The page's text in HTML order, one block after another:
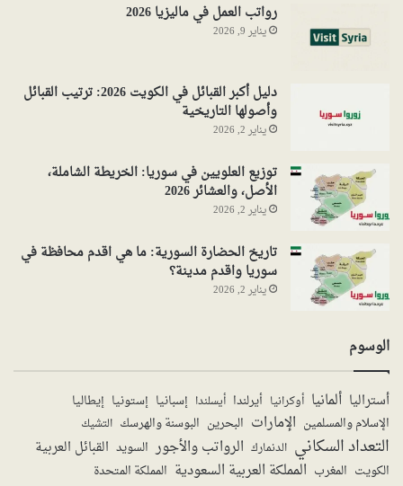
رواتب العمل في ماليزيا 2026
يناير 9, 2026
دليل أكبر القبائل في الكويت 2026: ترتيب القبائل
وأصولها التاريخية
يناير 2, 2026
توزيع العلويين في سوريا: الخريطة الشاملة،
الأصل، والعشائر 2026
يناير 2, 2026
تاريخ الحضارة السورية: ما هي اقدم محافظة في
سوريا واقدم مدينة؟
يناير 2, 2026
الوسوم
أستراليا ألمانيا أوكرانيا أيرلندا أيسلندا إسبانيا إستونيا إيطاليا
الإسلام والمسلمين الإمارات البحرين البوسنة والهرسك التشيك
التعداد السكاني الدنمارك الرواتب والأجور السويد القبائل العربية
الكويت المغرب المملكة العربية السعودية المملكة المتحدة